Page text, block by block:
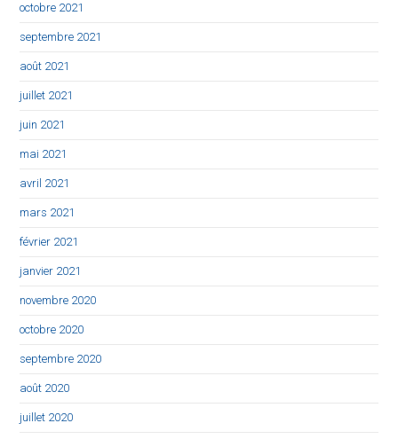
octobre 2021
septembre 2021
août 2021
juillet 2021
juin 2021
mai 2021
avril 2021
mars 2021
février 2021
janvier 2021
novembre 2020
octobre 2020
septembre 2020
août 2020
juillet 2020